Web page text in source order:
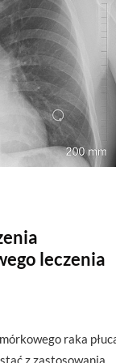
leczenia
raka
z zastosowania